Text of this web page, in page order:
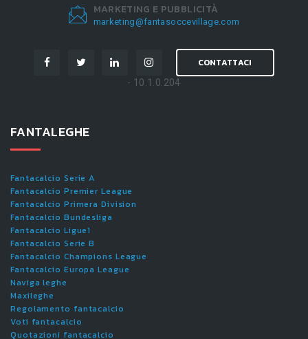
MARKETING E PUBBLICITÀ
marketing@fantasoccevillage.com
CONTATTACI
- 10.1.0.204
FANTALEGHE
Fantacalcio Serie A
Fantacalcio Premier League
Fantacalcio Primera Division
Fantacalcio Bundesliga
Fantacalcio Ligue1
Fantacalcio Serie B
Fantacalcio Champions League
Fantacalcio Europa League
Naviga leghe
Maxileghe
Regolamento fantacalcio
Voti fantacalcio
Quotazioni fantacalcio